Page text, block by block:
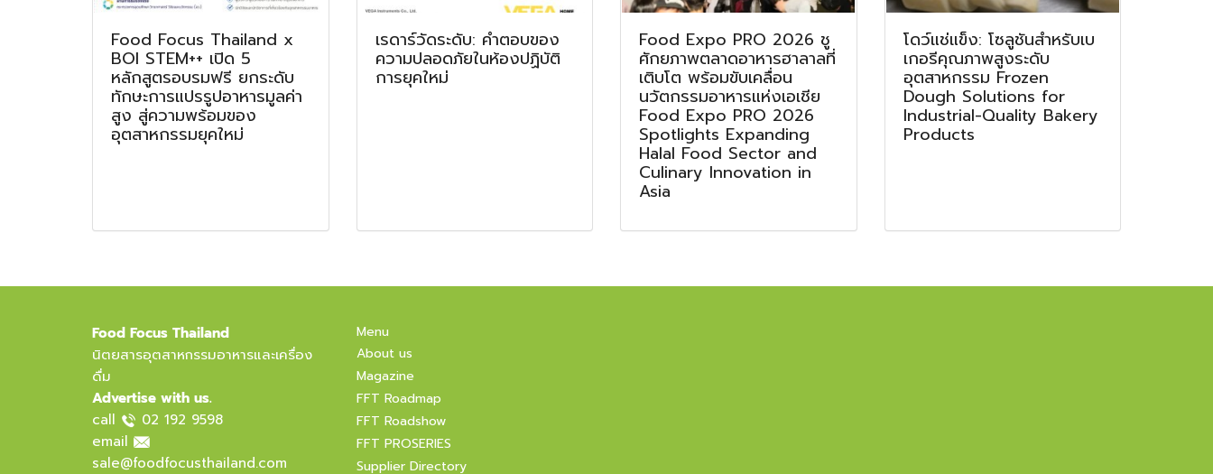
Food Focus Thailand x
BOI STEM++ เปิด 5
หลักสูตรอบรมฟรี ยกระดับ
ทักษะการแปรรูปอาหารมูลค่า
สูง สู่ความพร้อมของ
อุตสาหกรรมยุคใหม่
เรดาร์วัดระดับ: คำตอบของ
ความปลอดภัยในห้องปฏิบัติ
การยุคใหม่
Food Expo PRO 2026 ชู
ศักยภาพตลาดอาหารฮาลาลที่
เติบโต พร้อมขับเคลื่อน
นวัตกรรมอาหารแห่งเอเชีย
Food Expo PRO 2026
Spotlights Expanding
Halal Food Sector and
Culinary Innovation in
Asia
โดว์แช่แข็ง: โซลูชันสำหรับเบ
เกอรีคุณภาพสูงระดับ
อุตสาหกรรม Frozen
Dough Solutions for
Industrial-Quality Bakery
Products
Food Focus Thailand
นิตยสารอุตสาหกรรมอาหารและเครื่อง
ดื่ม
Advertise with us.
call
02 192 9598
email
sale@foodfocusthailand.com
Menu
About us
Magazine
FFT Roadmap
FFT Roadshow
FFT PROSERIES
Supplier Directory